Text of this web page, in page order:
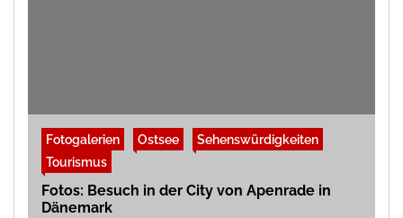
Fotogalerien Ostsee
Sehenswürdigkeiten
Tourismus
Fotos: Besuch in der City von Apenrade in
Dänemark